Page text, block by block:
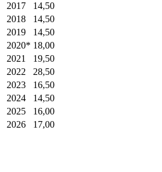
2017
14,50
2018
14,50
2019
14,50
2020* 18,00
2021
19,50
2022
28,50
2023
16,50
2024
14,50
2025
16,00
2026
17,00